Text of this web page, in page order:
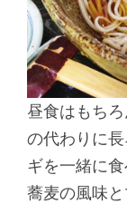
昼食はもち
の代わりに
ギを一緒に
蕎麦の風味